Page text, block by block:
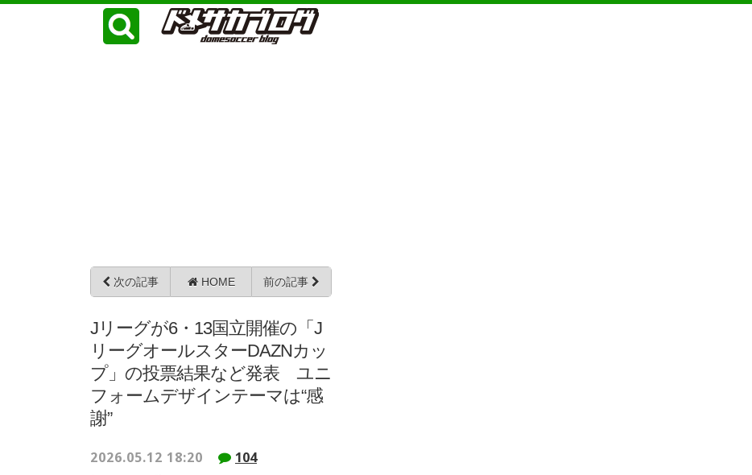
次の記事 HOME 前の記事
Jリーグが6・13国立開催の「J
リーグオールスターDAZNカッ
プ」の投票結果など発表 ユニ
フォームデザインテーマは“感
謝”
2026.05.12 18:20 104